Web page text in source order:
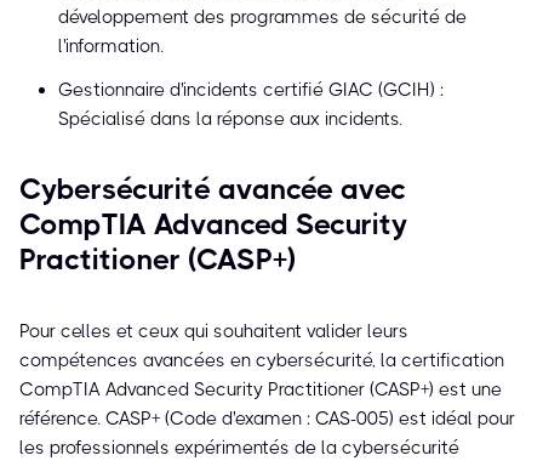
développement des programmes de sécurité de
l'information.
Gestionnaire d'incidents certifié GIAC (GCIH) :
Spécialisé dans la réponse aux incidents.
Cybersécurité avancée avec
CompTIA Advanced Security
Practitioner (CASP+)
Pour celles et ceux qui souhaitent valider leurs
compétences avancées en cybersécurité, la certification
CompTIA Advanced Security Practitioner (CASP+) est une
référence. CASP+ (Code d'examen : CAS-005) est idéal pour
les professionnels expérimentés de la cybersécurité